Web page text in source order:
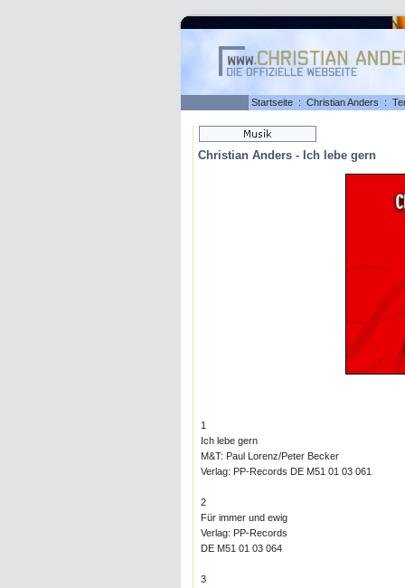
Startseite : Christian Anders :
Christian Anders - Ich lebe gern
1
Ich lebe gern
M&T: Paul Lorenz/Peter Becker
Verlag: PP-Records DE M51 01 03 061
2
Für immer und ewig
Verlag: PP-Records
DE M51 01 03 064
3